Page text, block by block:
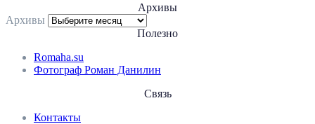
Архивы
Архивы
Полезно
Romaha.su
Фотограф Роман Данилин
Связь
Контакты